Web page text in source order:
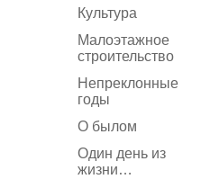
Культура
Малоэтажное
строительство
Непреклонные
годы
О былом
Один день из
жизни…